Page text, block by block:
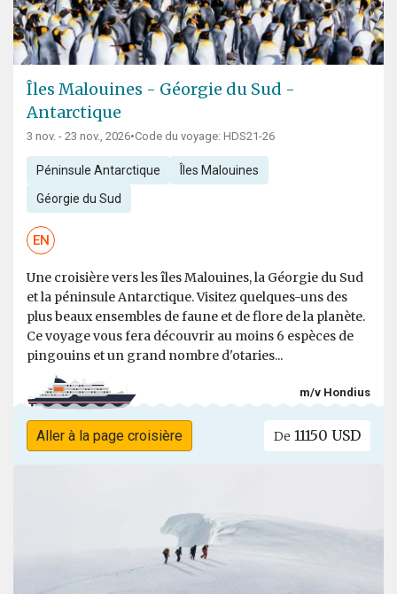
Îles Malouines - Géorgie du Sud -
Antarctique
3 nov. - 23 nov., 2026•Code du voyage: HDS21-26
Péninsule Antarctique Îles Malouines
Géorgie du Sud
EN
Une croisière vers les îles Malouines, la Géorgie du Sud
et la péninsule Antarctique. Visitez quelques-uns des
plus beaux ensembles de faune et de flore de la planète.
Ce voyage vous fera découvrir au moins 6 espèces de
pingouins et un grand nombre d'otaries...
m/v Hondius
Aller à la page croisière De 11150 USD